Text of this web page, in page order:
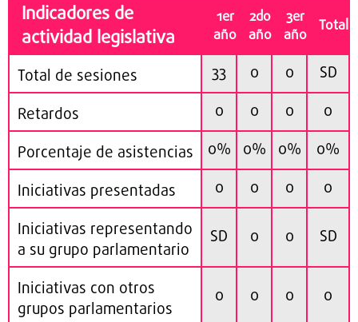
Indicadores de
actividad legislativa
1er
año
2do
año
3er
año Total
Total de sesiones 33 0 0
SD
Retardos
0 0 0
0
Porcentaje de asistencias
0% 0% 0%
0%
Iniciativas presentadas
0 0 0
0
Iniciativas representando
a su grupo parlamentario
SD 0 0 SD
Iniciativas con otros
grupos parlamentarios
0 0 0 0